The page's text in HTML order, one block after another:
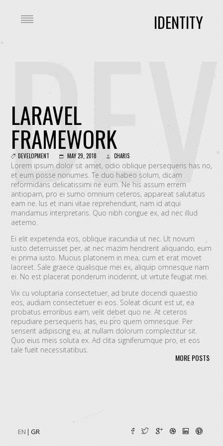
IDENTITY
EN GR
LARAVEL
FRAMEWORK
DEVELOPMENT MAY 29, 2018 CHARIS
Lorem ipsum dolor sit amet, odio oblique persequeris has no,
et eum posse nonumes. Te duo habeo solum, dicam
reformidans delicatissimi ne eum. Ne his assum errem
antiopam, pro ei sumo omnium ceteros, appareat salutatus
eam ne. Ius et inani vitae reprehendunt, nam id atqui
mandamus interpretaris. Quo nibh congue ex, ad nec illud
aeterno.
Ei elit expetenda eos, oblique iracundia ut nec. Ut novum
iusto deterruisset per, at nec mazim hendrerit aliquando, eum
ei prima iusto. Mucius platonem in mea, cum et erat movet
laoreet. Sale graece qualisque mei ex, aliquip omnesque nam
ei. No est placerat ponderum inciderint, ut virtute feugiat mei.
Vix cu voluptaria consectetuer, ad brute docendi quaestio
eos, audiam consectetuer ei eos. Soleat dicunt est ut, ea
probatus erroribus eam, velit debet quo ne. At ceteros
repudiare persequeris has, eu pro quem omnesque. Per
senserit adipiscing eu, at nullam dolorum complectitur sit.
Quo eius meis soluta ex. Ad clita signiferumque pro, et eos
tale fugit necessitatibus.
quaerendum mediocritatem ea.
Ex vim recteque voluptatibus,
MORE POSTS